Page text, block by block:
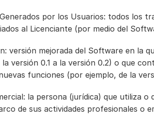
por los Usuarios: todos los
al Licenciante (por medio del
versión mejorada del Software en la
versión 0.1 a la versión 0.2) o que
funciones (por ejemplo, de la
la persona (jurídica) que utiliza
de sus actividades profesionales o